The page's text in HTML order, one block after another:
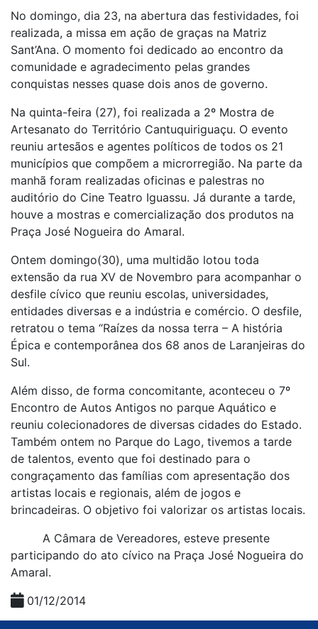
No domingo, dia 23, na abertura das festividades, foi
realizada, a missa em ação de graças na Matriz
Sant’Ana. O momento foi dedicado ao encontro da
comunidade e agradecimento pelas grandes
conquistas nesses quase dois anos de governo.
Na quinta-feira (27), foi realizada a 2º Mostra de
Artesanato do Território Cantuquiriguaçu. O evento
reuniu artesãos e agentes políticos de todos os 21
municípios que compõem a microrregião. Na parte da
manhã foram realizadas oficinas e palestras no
auditório do Cine Teatro Iguassu. Já durante a tarde,
houve a mostras e comercialização dos produtos na
Praça José Nogueira do Amaral.
Ontem domingo(30), uma multidão lotou toda
extensão da rua XV de Novembro para acompanhar o
desfile cívico que reuniu escolas, universidades,
entidades diversas e a indústria e comércio. O desfile,
retratou o tema “Raízes da nossa terra – A história
Épica e contemporânea dos 68 anos de Laranjeiras do
Sul.
Além disso, de forma concomitante, aconteceu o 7º
Encontro de Autos Antigos no parque Aquático e
reuniu colecionadores de diversas cidades do Estado.
Também ontem no Parque do Lago, tivemos a tarde
de talentos, evento que foi destinado para o
congraçamento das famílias com apresentação dos
artistas locais e regionais, além de jogos e
brincadeiras. O objetivo foi valorizar os artistas locais.
A Câmara de Vereadores, esteve presente
participando do ato cívico na Praça José Nogueira do
Amaral.
01/12/2014